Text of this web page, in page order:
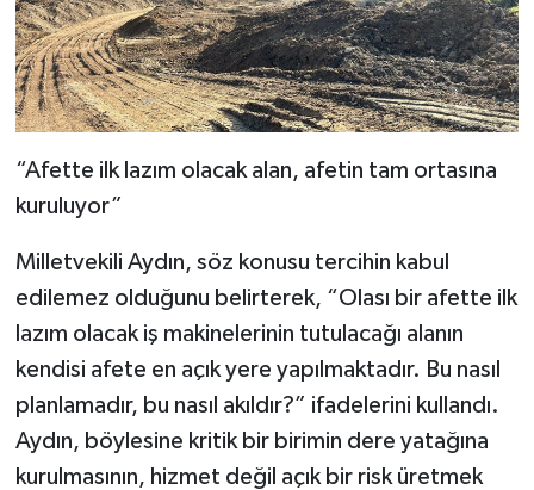
“Afette ilk lazım olacak alan, afetin tam ortasına
kuruluyor”
Milletvekili Aydın, söz konusu tercihin kabul
edilemez olduğunu belirterek, “Olası bir afette ilk
lazım olacak iş makinelerinin tutulacağı alanın
kendisi afete en açık yere yapılmaktadır. Bu nasıl
planlamadır, bu nasıl akıldır?” ifadelerini kullandı.
Aydın, böylesine kritik bir birimin dere yatağına
kurulmasının, hizmet değil açık bir risk üretmek